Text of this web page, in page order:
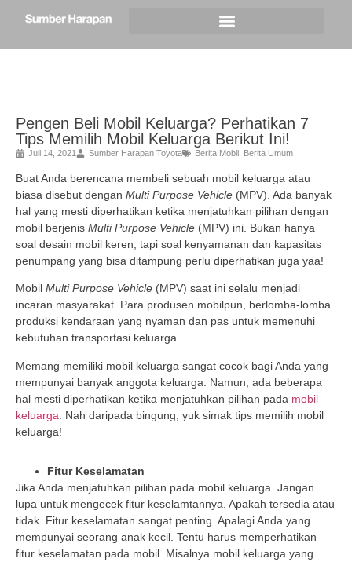
Pengen Beli Mobil Keluarga? Perhatikan 7
Tips Memilih Mobil Keluarga Berikut Ini!
Juli 14, 2021 Sumber Harapan Toyota Berita Mobil Berita Umum
Buat Anda berencana membeli sebuah mobil keluarga atau
biasa disebut dengan Multi Purpose Vehicle (MPV). Ada banyak
hal yang mesti diperhatikan ketika menjatuhkan pilihan dengan
mobil berjenis Multi Purpose Vehicle (MPV) ini. Bukan hanya
soal desain mobil keren, tapi soal kenyamanan dan kapasitas
penumpang yang bisa ditampung perlu diperhatikan juga yaa!
Mobil Multi Purpose Vehicle (MPV) saat ini selalu menjadi
incaran masyarakat. Para produsen mobilpun, berlomba-lomba
produksi kendaraan yang nyaman dan pas untuk memenuhi
kebutuhan transportasi keluarga.
Memang memiliki mobil keluarga sangat cocok bagi Anda yang
mempunyai banyak anggota keluarga. Namun, ada beberapa
hal mesti diperhatikan ketika menjatuhkan pilihan pada mobil
keluarga . Nah daripada bingung, yuk simak tips memilih mobil
keluarga!
Fitur Keselamatan
Jika Anda menjatuhkan pilihan pada mobil keluarga. Jangan
lupa untuk mengecek fitur keselamtannya. Apakah tersedia atau
tidak. Fitur keselamatan sangat penting. Apalagi Anda yang
mempunyai seorang anak kecil. Tentu harus memperhatikan
fitur keselamatan pada mobil. Misalnya mobil keluarga yang